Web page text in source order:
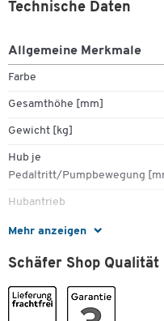
Alle Hubtische entsprechen
Mehr anzeigen
Technische Daten
Allgemeine Merkmale
Farbe
Gesamthöhe [mm]
Gewicht [kg]
Hub je
Pedaltritt/Pumpbewegung
Hubantrieb
Hubbereich [mm]
Material Hubwagen
Modell
Schäfer Shop Qualität
Zum